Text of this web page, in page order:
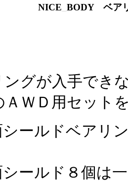
NICE BODY ベア
グが入手でき
ＷＤ用セット
ールドベアリ
ールド８個は